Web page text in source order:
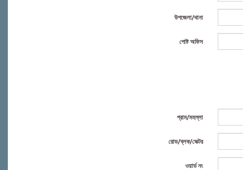
উপজেলা/থানা
পোষ্ট অফিস
গ্রাম/মহল্লা
রোড/ব্লক/সেক্টর
ওয়ার্ড নং